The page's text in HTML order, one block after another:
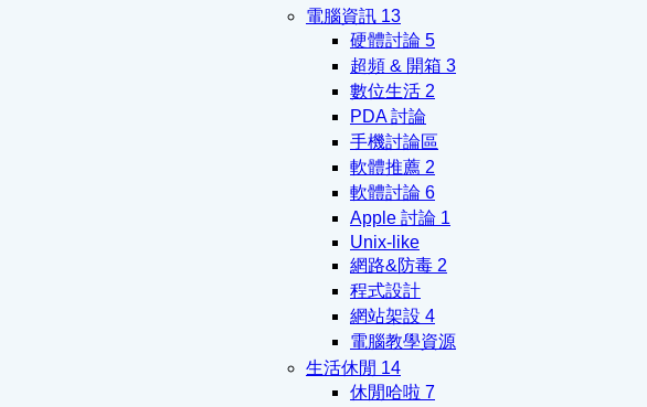
電腦資訊 13
硬體討論 5
超頻 & 開箱 3
數位生活 2
PDA 討論
手機討論區
軟體推薦 2
軟體討論 6
Apple 討論 1
Unix-like
網路&防毒 2
程式設計
網站架設 4
電腦教學資源
生活休閒 14
休閒哈啦 7